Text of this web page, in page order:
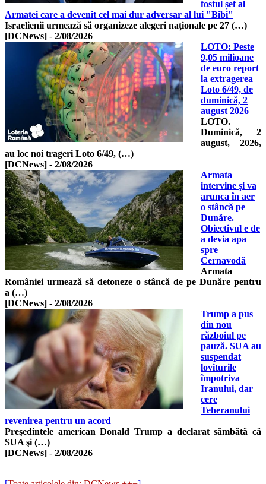
fostul șef al
Armatei care a devenit cel mai dur adversar al lui "Bibi"
Israelienii urmează să organizeze alegeri naționale pe 27 (…)
[DCNews] - 2/08/2026
LOTO: Peste
9,05 milioane
de euro report
la extragerea
Loto 6/49, de
duminică, 2
august 2026
LOTO.
Duminică, 2
august, 2026,
au loc noi trageri Loto 6/49, (…)
[DCNews] - 2/08/2026
Armata
intervine și va
arunca în aer
o stâncă pe
Dunăre.
Obiectivul e de
a devia apa
spre
Cernavodă
Armata
României urmează să detoneze o stâncă de pe Dunăre pentru
a (…)
[DCNews] - 2/08/2026
Trump a pus
din nou
războiul pe
pauză. SUA au
suspendat
loviturile
împotriva
Iranului, dar
cere
Teheranului
revenirea pentru un acord
Preşedintele american Donald Trump a declarat sâmbătă că
SUA şi (…)
[DCNews] - 2/08/2026